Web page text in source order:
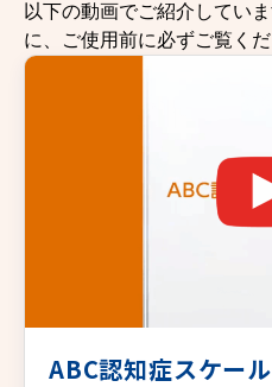
以下の動画でご紹介してい
に、ご使用前に必ずご覧くだ
ABC認知症スケー